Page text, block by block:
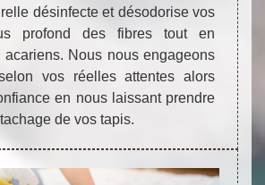
désinfecte et désodorise vos
profond des fibres tout en
acariens. Nous nous engageons
vos réelles attentes alors
en nous laissant prendre
de vos tapis.